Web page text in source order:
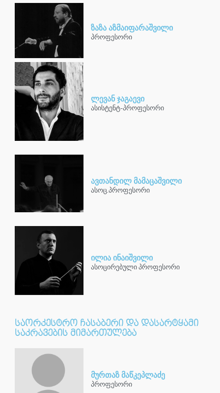
ზაზა აზმაიფარაშვილი
პროფესორი
ლევან ჯაგაევი
ასისტენტ-პროფესორი
ავთანდილ მამაცაშვილი
ასოც.პროფესორი
ილია ინაიშვილი
ასოცირებული პროფესორი
საორკესტრო ჩასაბერი და დასარტყამი
საკრავების მიმართულება
მურთაზ მაწკეპლაძე
პროფესორი